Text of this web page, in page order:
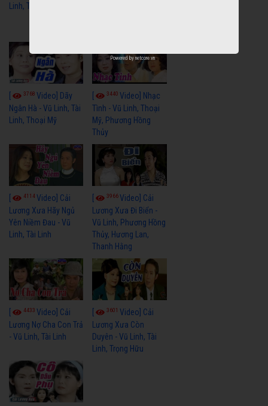
Linh, Tài Linh, Chí Linh
3768 Video] Dãy
Ngân Hà - Vũ Linh, Tài
Linh, Thoại Mỹ
3440Video] Nhạc
Tình - Vũ Linh, Thoại
Mỹ, Phương Hồng
Thủy
4114Video] Cải
Lương Xưa Hãy Ngủ
Yên Niềm Đau - Vũ
Linh, Tài Linh
3966Video] Cải
Lương Xưa Đi Biển -
Vũ Linh, Phương Hồng
Thủy, Hương Lan,
Thanh Hằng
4433 Video] Cải
Lương Nợ Cha Con Trả
- Vũ Linh, Tài Linh
3601Video] Cải
Lương Xưa Còn
Duyên - Vũ Linh, Tài
Linh, Trọng Hữu
Powered by netcore.vn